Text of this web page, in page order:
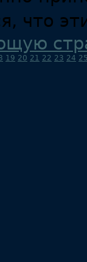
что
19 20 21 22 23 24